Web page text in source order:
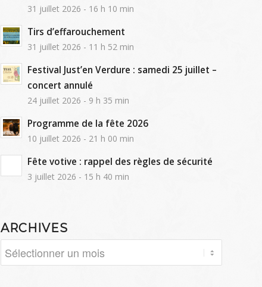
31 juillet 2026 - 16 h 10 min
Tirs d’effarouchement
31 juillet 2026 - 11 h 52 min
Festival Just’en Verdure : samedi 25 juillet –
concert annulé
24 juillet 2026 - 9 h 35 min
Programme de la fête 2026
10 juillet 2026 - 21 h 00 min
Fête votive : rappel des règles de sécurité
3 juillet 2026 - 15 h 40 min
ARCHIVES